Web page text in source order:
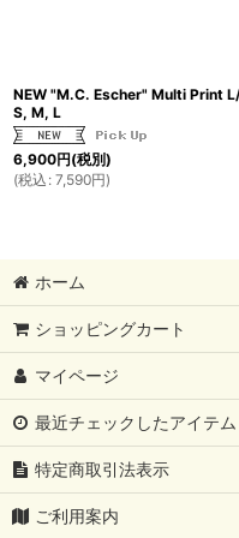
NEW "M.C. Escher" Multi
S, M, L
6,900円(税別)
(税込 : 7,590円)
ホーム
ショッピングカート
マイページ
最近チェックしたアイテム
特定商取引法表示
ご利用案内